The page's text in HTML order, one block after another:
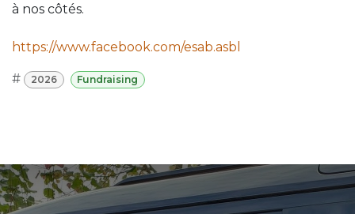
à nos côtés.
https://www.facebook.com/esab.asbl
# 2026 Fundraising